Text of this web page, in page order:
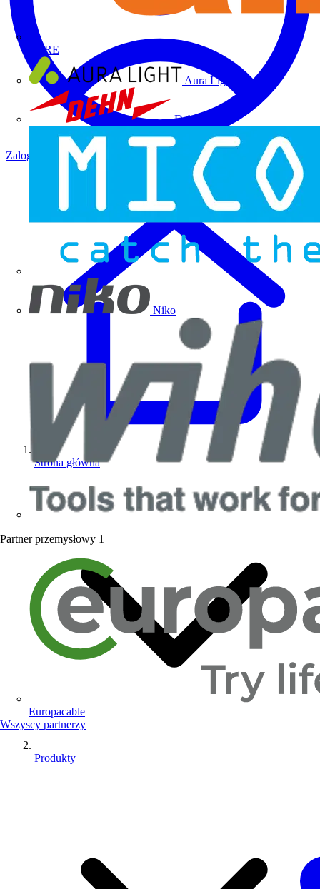
ALRE
Aura Light
Dehn
Niko
Partner przemysłowy 1
Europacable
Wszyscy partnerzy
Zaloguj się Zarejestruj się
Strona główna
Produkty